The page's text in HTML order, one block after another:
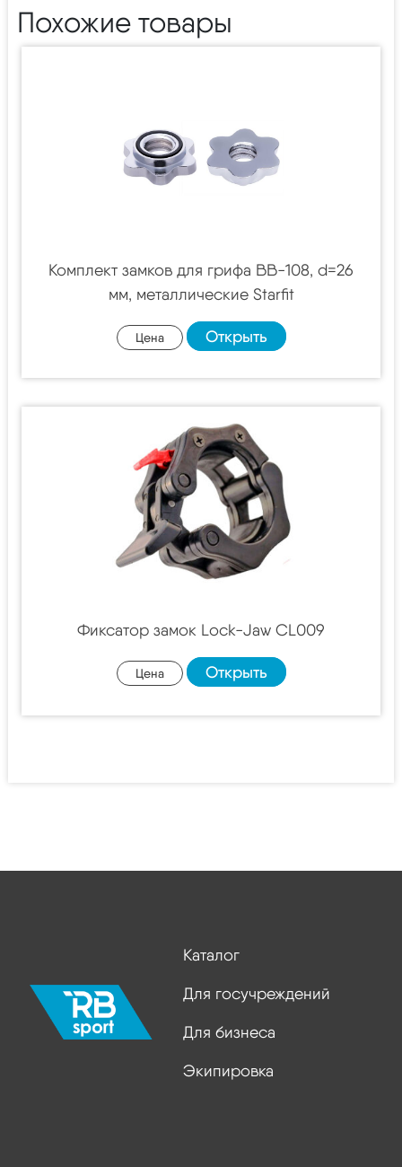
Похожие товары
Комплект замков для грифа BB-108, d=26
мм, металлические Starfit
Цена Открыть
Фиксатор замок Lock-Jaw CL009
Цена Открыть
Каталог
Для госучреждений
Для бизнеса
Экипировка